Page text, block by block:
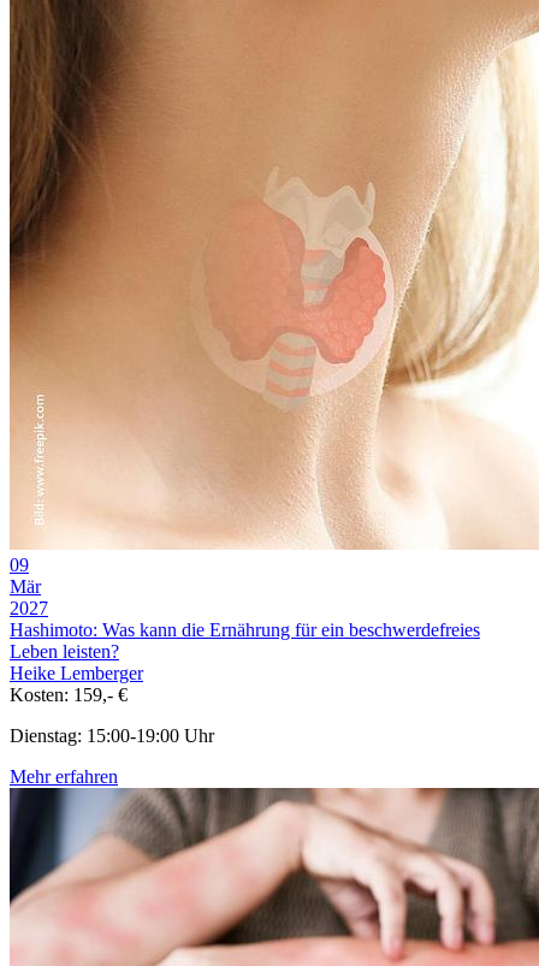
09
Mär
2027
Hashimoto: Was kann die Ernährung für ein beschwerdefreies
Leben leisten?
Heike Lemberger
Kosten: 159,- €
Dienstag: 15:00-19:00 Uhr
Mehr erfahren